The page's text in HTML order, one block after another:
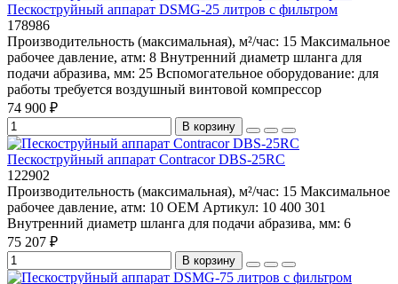
Пескоструйный аппарат DSMG-25 литров с фильтром
178986
Производительность (максимальная), м²/час: 15 Максимальное
рабочее давление, атм: 8 Внутренний диаметр шланга для
подачи абразива, мм: 25 Вспомогательное оборудование: для
работы требуется воздушный винтовой компрессор
74 900 ₽
В корзину
Пескоструйный аппарат Contracor DBS-25RC
122902
Производительность (максимальная), м²/час: 15 Максимальное
рабочее давление, атм: 10 OEM Артикул: 10 400 301
Внутренний диаметр шланга для подачи абразива, мм: 6
75 207 ₽
В корзину